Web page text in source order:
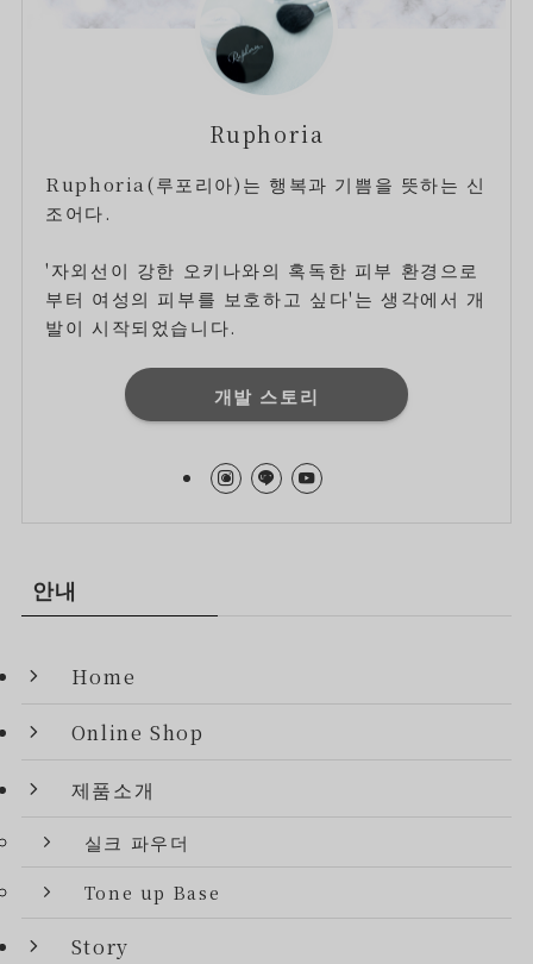
Ruphoria
Ruphoria(루포리아)는 행복과 기쁨을 뜻하는 신
조어다.
'자외선이 강한 오키나와의 혹독한 피부 환경으로
부터 여성의 피부를 보호하고 싶다'는 생각에서 개
발이 시작되었습니다.
개발 스토리
안내
Home
Online Shop
제품소개
실크 파우더
Tone up Base
Story